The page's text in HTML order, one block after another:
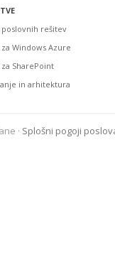
poslovnih rešitev
za Windows Azure
za SharePoint
in arhitektura
· Splošni pogoji